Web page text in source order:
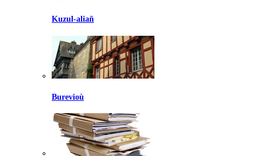
Kuzul-aliañ
Burevioù